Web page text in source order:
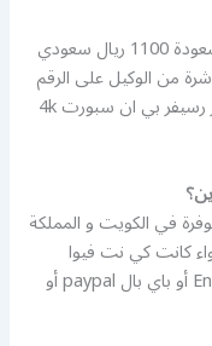
سعر جهاز بي ان 4k داخل المملكة العربية السعودة 1100 ريال سعودي
من الوكيل على الرقم
0096555111439 عن طريق الوتساب وسعر رسيفر بي ان سبورت 4k
في الكويت و المملكة
كانت كي نت فيوا
ماستر كرات الفيزا كرت كارد بنكي مدى أو Enet أو باي بال paypal أو